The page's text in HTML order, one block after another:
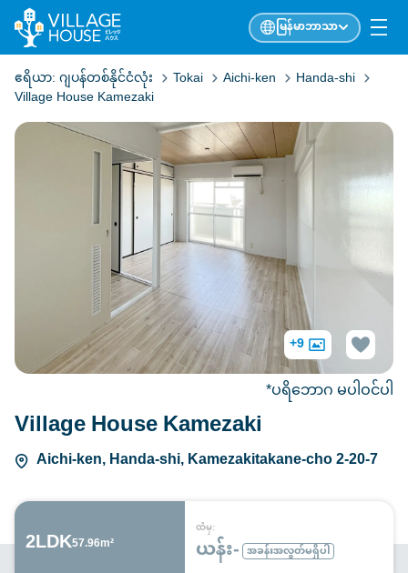
မြန်မာဘာသာ
ဧရိယာ:ဂျပန်တစ်နိုင်ငံလုံး Tokai Aichi-ken Handa-shi
Village House Kamezaki
Village House Kamezaki
Aichi-ken, Handa-shi, Kamezakitakane-cho 2-20-7
+9
*ပရိဘောဂ မပါဝင်ပါ
2LDK57.96m²
ထံမှ:
ယန်း- အခန်းအလွတ်မရှိပါ